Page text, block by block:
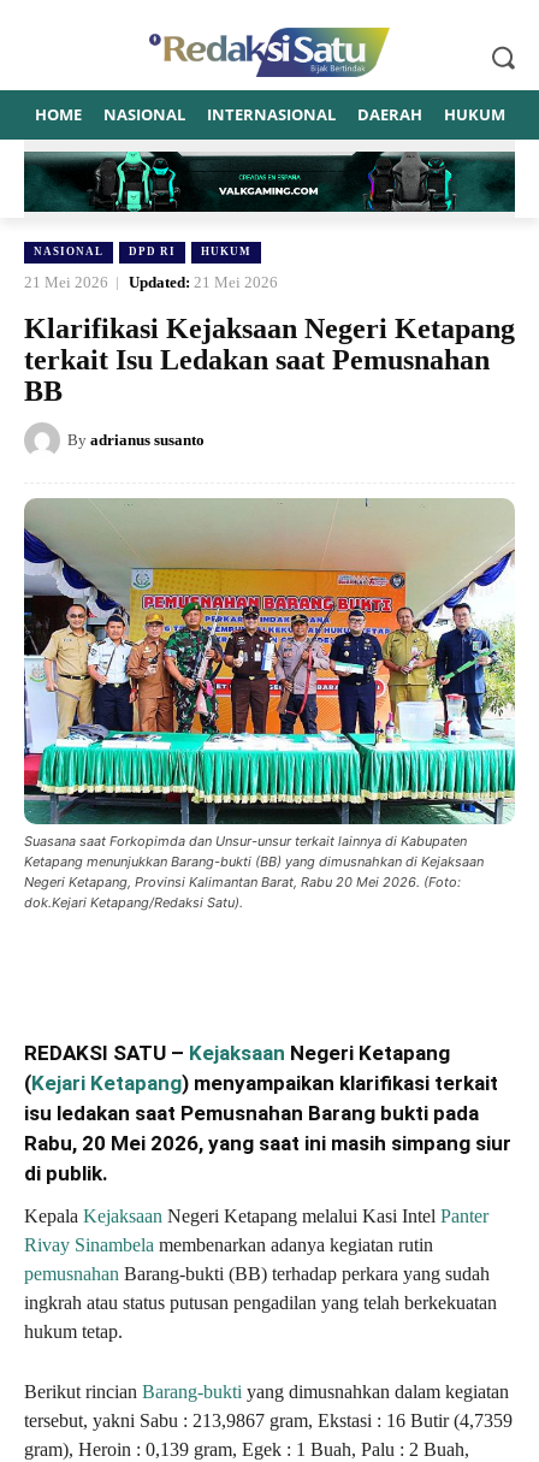
HOME NASIONAL INTERNASIONAL DAERAH HUKUM
NASIONAL DPD RI HUKUM
21 Mei 2026 Updated: 21 Mei 2026
Klarifikasi Kejaksaan Negeri Ketapang
terkait Isu Ledakan saat Pemusnahan
BB
By adrianus susanto
Suasana saat Forkopimda dan Unsur-unsur terkait lainnya di Kabupaten
Ketapang menunjukkan Barang-bukti (BB) yang dimusnahkan di Kejaksaan
Negeri Ketapang, Provinsi Kalimantan Barat, Rabu 20 Mei 2026. (Foto:
dok.Kejari Ketapang/Redaksi Satu).
REDAKSI SATU – Kejaksaan Negeri Ketapang
(Kejari Ketapang) menyampaikan klarifikasi terkait
isu ledakan saat Pemusnahan Barang bukti pada
Rabu, 20 Mei 2026, yang saat ini masih simpang siur
di publik.
Kepala Kejaksaan Negeri Ketapang melalui Kasi Intel Panter
Rivay Sinambela membenarkan adanya kegiatan rutin
pemusnahan Barang-bukti (BB) terhadap perkara yang sudah
ingkrah atau status putusan pengadilan yang telah berkekuatan
hukum tetap.
Berikut rincian Barang-bukti yang dimusnahkan dalam kegiatan
tersebut, yakni Sabu : 213,9867 gram, Ekstasi : 16 Butir (4,7359
gram), Heroin : 0,139 gram, Egek : 1 Buah, Palu : 2 Buah,